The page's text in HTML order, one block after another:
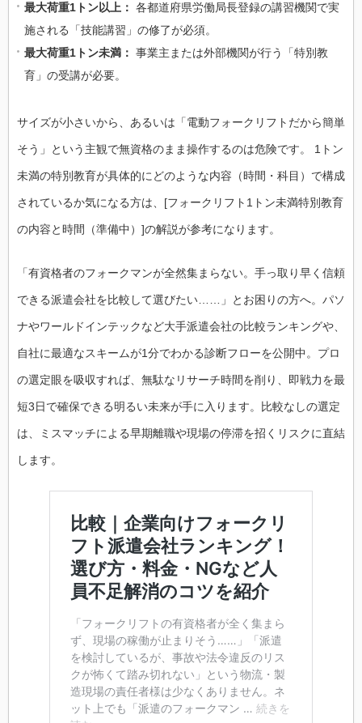
最大荷重1トン以上： 各都道府県労働局長登録の講習機関で実
施される「技能講習」の修了が必須。
最大荷重1トン未満： 事業主または外部機関が行う「特別教
育」の受講が必要。
サイズが小さいから、あるいは「電動フォークリフトだから簡単
そう」という主観で無資格のまま操作するのは危険です。 1トン
未満の特別教育が具体的にどのような内容（時間・科目）で構成
されているか気になる方は、[フォークリフト1トン未満特別教育
の内容と時間（準備中）]の解説が参考になります。
「有資格者のフォークマンが全然集まらない。手っ取り早く信頼
できる派遣会社を比較して選びたい……」とお困りの方へ。パソ
ナやワールドインテックなど大手派遣会社の比較ランキングや、
自社に最適なスキームが1分でわかる診断フローを公開中。プロ
の選定眼を吸収すれば、無駄なリサーチ時間を削り、即戦力を最
短3日で確保できる明るい未来が手に入ります。比較なしの選定
は、ミスマッチによる早期離職や現場の停滞を招くリスクに直結
します。